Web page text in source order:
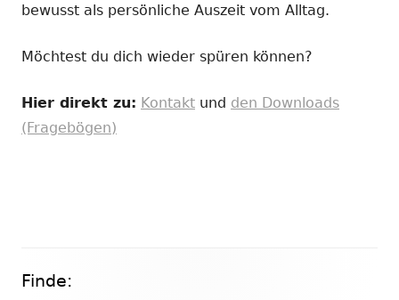
bewusst als persönliche Auszeit vom Alltag.
Möchtest du dich wieder spüren können?
Hier direkt zu: Kontakt und den Downloads
(Fragebögen)
Haupt-
Finde: